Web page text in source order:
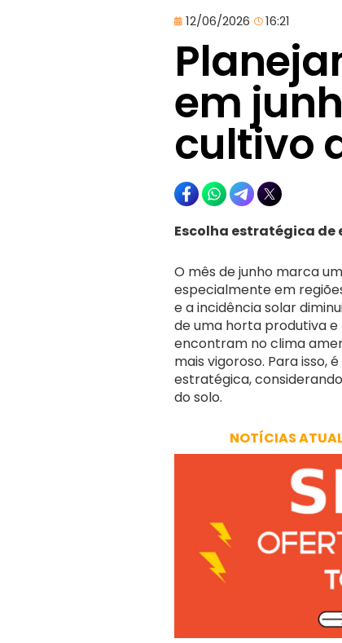
12/06/2026 16:21
em
cultivo
Escolha estratégica de
O mês de junho marca
especialmente em
e a incidência solar
de uma horta produtiva
encontram no clima
mais vigoroso. Para isso,
estratégica,
do solo.
NOTÍCIAS